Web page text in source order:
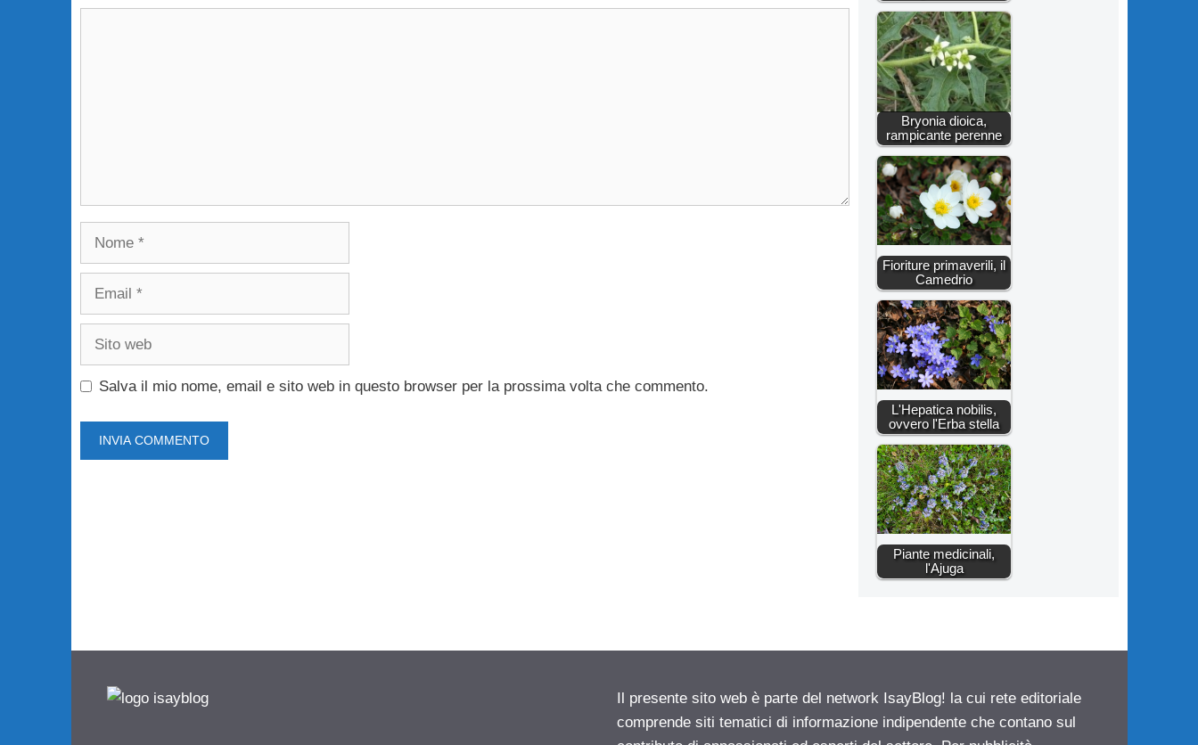
Nome
Email
Sito
Salva il mio nome, email e sito web in questo browser per la prossima volta che commento.
Bryonia dioica,
rampicante perenne
Fioriture primaverili, il
Camedrio
L'Hepatica nobilis,
ovvero l'Erba stella
Piante medicinali,
l'Ajuga
Il presente sito web è parte del network IsayBlog! la cui rete editoriale
comprende siti tematici di informazione indipendente che contano sul